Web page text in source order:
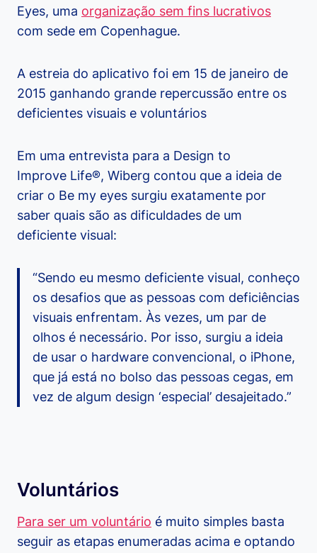
Eyes, uma organização sem fins lucrativos
com sede em Copenhague.
A estreia do aplicativo foi em 15 de janeiro de
2015 ganhando grande repercussão entre os
deficientes visuais e voluntários
Em uma entrevista para a Design to
Improve Life®, Wiberg contou que a ideia de
criar o Be my eyes surgiu exatamente por
saber quais são as dificuldades de um
deficiente visual:
“Sendo eu mesmo deficiente visual, conheço
os desafios que as pessoas com deficiências
visuais enfrentam. Às vezes, um par de
olhos é necessário. Por isso, surgiu a ideia
de usar o hardware convencional, o iPhone,
que já está no bolso das pessoas cegas, em
vez de algum design ‘especial’ desajeitado.”
Voluntários
Para ser um voluntário é muito simples basta
seguir as etapas enumeradas acima e optando